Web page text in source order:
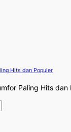
Hits dan Populer
Paling Hits